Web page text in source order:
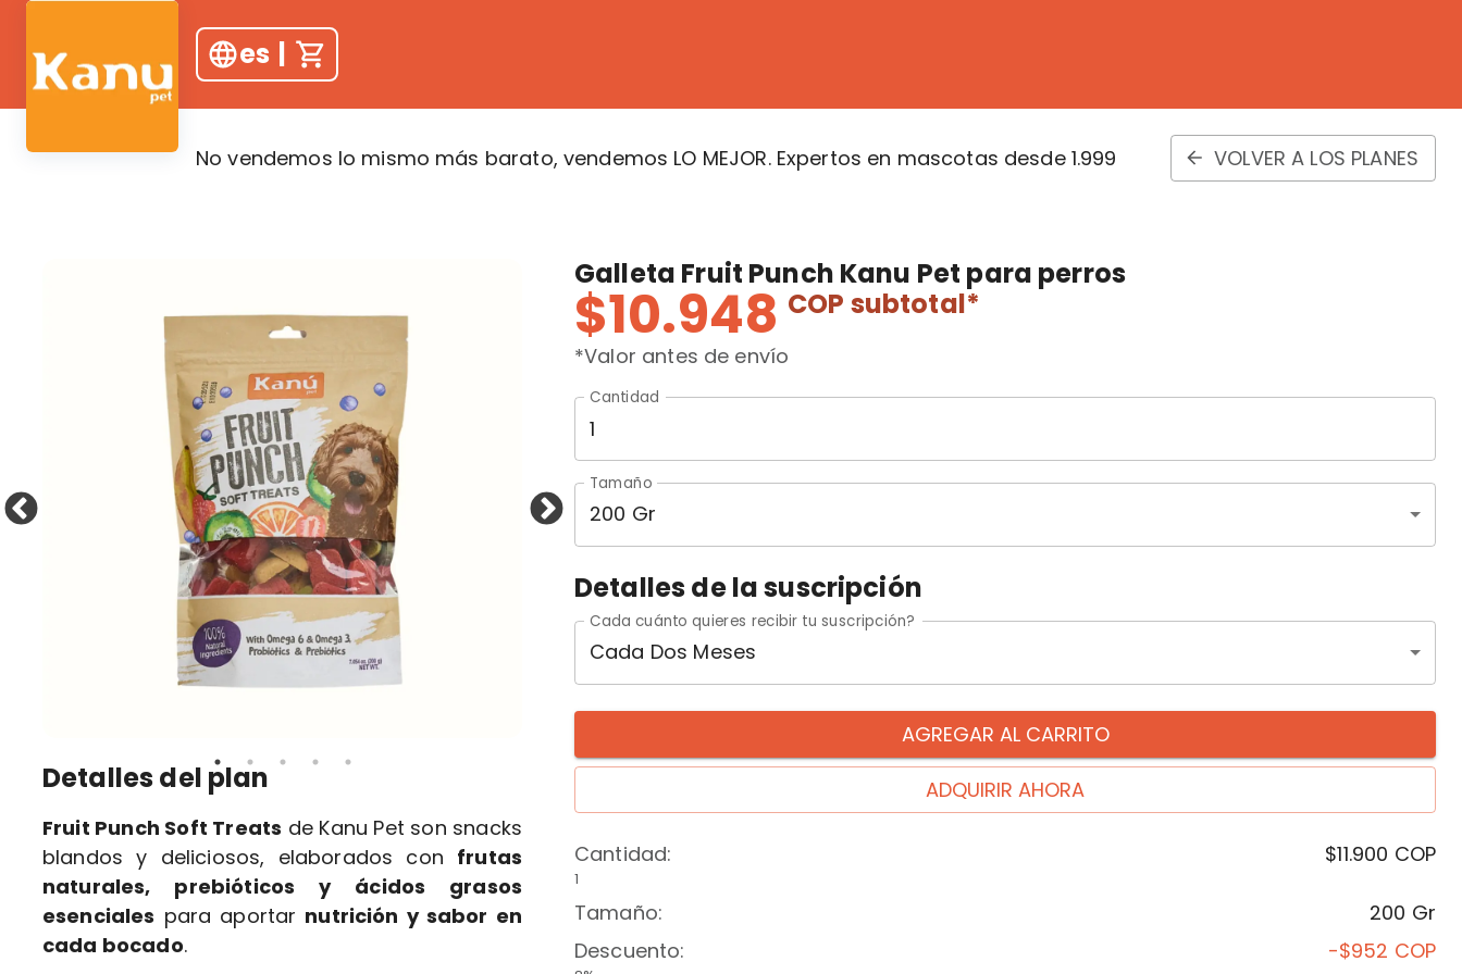
es |
No vendemos lo mismo más barato, vendemos LO MEJOR. Expertos en mascotas desde 1.999 VOLVER A LOS PLANES
Detalles del plan
Fruit Punch Soft Treats de Kanu Pet son snacks
blandos y deliciosos, elaborados con frutas
naturales, prebióticos y ácidos grasos
esenciales para aportar nutrición y sabor en
cada bocado.
Galleta Fruit Punch Kanu Pet para perros
$10.948 COP subtotal*
*Valor antes de envío
Cantidad
Tamaño
200 Gr
Detalles de la suscripción
Cada cuánto quieres recibir tu suscripción?
Cada Dos Meses
AGREGAR AL CARRITO
ADQUIRIR AHORA
Cantidad:
1
$11.900 COP
Tamaño:
200 Gr
Descuento: -$952 COP